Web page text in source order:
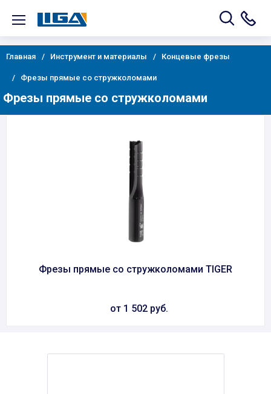
Главная Инструмент и материалы Концевые фрезы
Фрезы прямые со стружколомами
Фрезы прямые со стружколомами
Фрезы прямые со стружколомами TIGER
от 1 502 руб.